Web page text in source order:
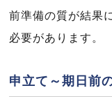
前準備の質が結果
必要があります。
申立て～期日前